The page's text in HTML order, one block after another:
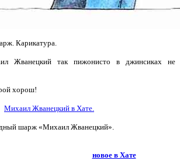
Карикатура.
Жванецкий так пижонисто в джинсиках не
хорош!
Михаил Жванецкий в Хате.
шарж «Михаил Жванецкий».
новое в Хате